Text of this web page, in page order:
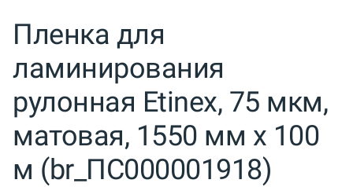
Пленка для
ламинирования
рулонная Etinex, 75 мкм,
матовая, 1550 мм x 100
м (br_ПС000001918)